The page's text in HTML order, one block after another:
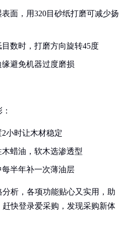
表面，用320目砂纸打磨可减少扬
目数时，打磨方向旋转45度
缘避免机器过度磨损
2小时让木材稳定
木蜡油，软木选渗透型
每半年补一次薄油层
析，各项功能贴心又实用，助
快登录爱采购，发现采购新体